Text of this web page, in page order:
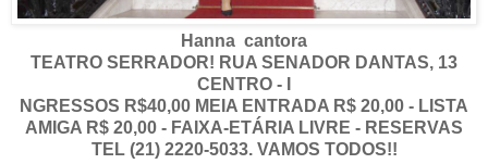
Hanna cantora
TEATRO SERRADOR! RUA SENADOR DANTAS, 13
CENTRO - I
NGRESSOS R$40,00 MEIA ENTRADA R$ 20,00 - LISTA
AMIGA R$ 20,00 - FAIXA-ETÁRIA LIVRE - RESERVAS
TEL (21) 2220-5033. VAMOS TODOS!!